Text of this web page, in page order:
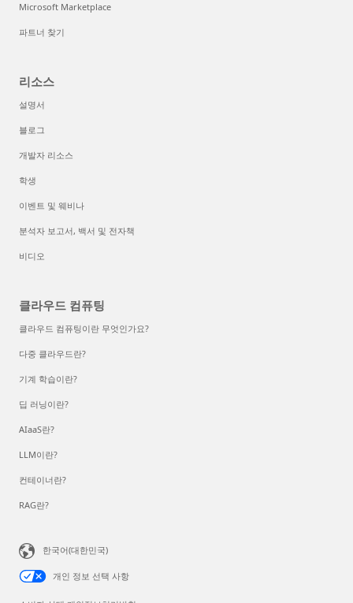
Microsoft Marketplace
파트너 찾기
리소스
설명서
블로그
개발자 리소스
학생
이벤트 및 웨비나
분석자 보고서, 백서 및 전자책
비디오
클라우드 컴퓨팅
클라우드 컴퓨팅이란 무엇인가요?
다중 클라우드란?
기계 학습이란?
딥 러닝이란?
AIaaS란?
LLM이란?
컨테이너란?
RAG란?
한국어(대한민국)
개인 정보 선택 사항